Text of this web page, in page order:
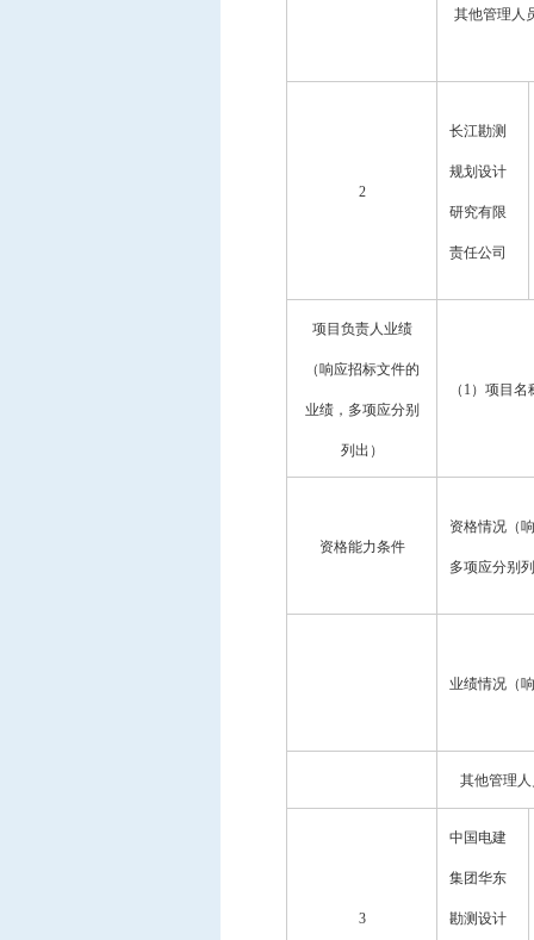
其他管理人
2
长江勘测
规划设计
研究有限
责任公司
项目负责人业绩
（响应招标文件的
业绩，多项应分别
列出）
（ 1）项目名
资格能力条件
资格情况（
多项应分别
业绩情况（
其他管理
3
中国电建
集团华东
勘测设计